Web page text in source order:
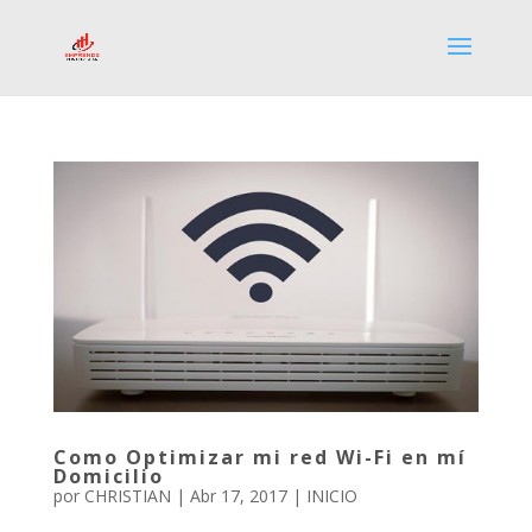
Como Optimizar mi red Wi-Fi en mí
Domicilio
por CHRISTIAN | Abr 17, 2017| INICIO